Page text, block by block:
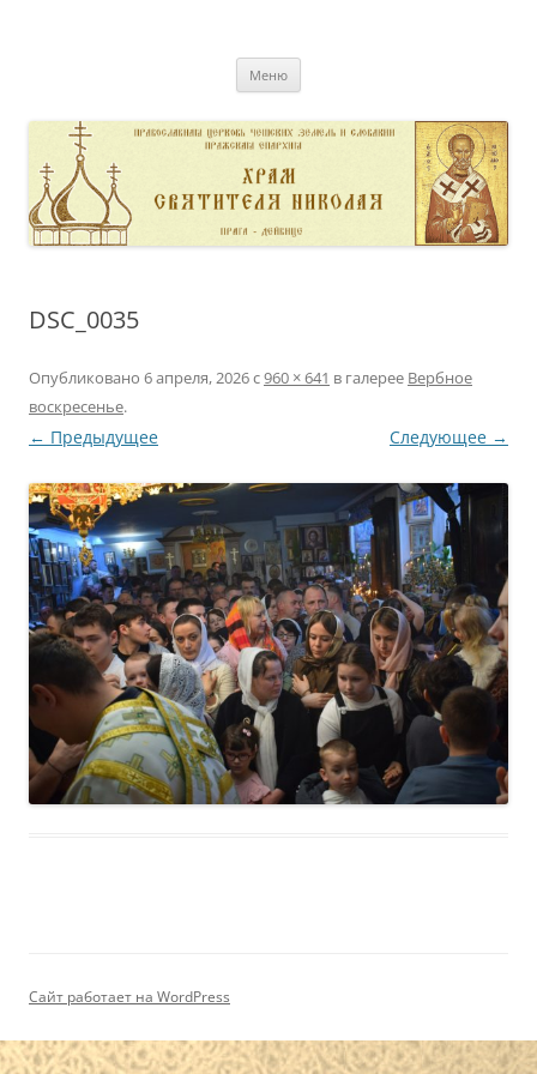
Меню
DSC_0035
Опубликовано 6 апреля, 2026с960 × 641 в галерее Вербное
воскресенье.
← Предыдущее Следующее →
Сайт работает на WordPress